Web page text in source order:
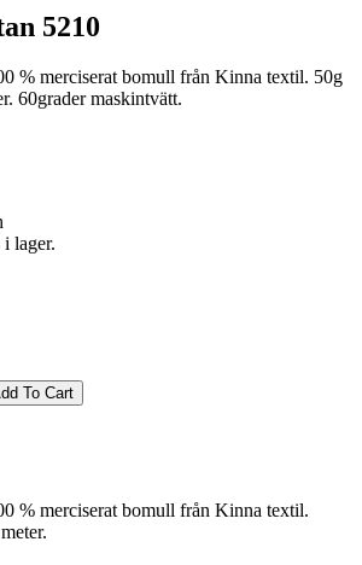
5210
% merciserat bomull från Kinna textil. 50g
60grader maskintvätt.
lager.
To Cart
% merciserat bomull från Kinna textil.